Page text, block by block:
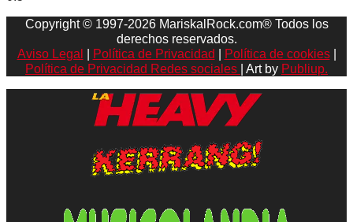
Copyright © 1997-2026 MariskalRock.com® Todos los
derechos reservados.
Aviso Legal
Política de Privacidad Política de cookies|
Política de Privacidad Redes sociales
| Art by Publiup.